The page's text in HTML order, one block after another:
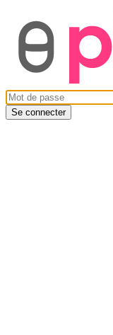
Se connecter